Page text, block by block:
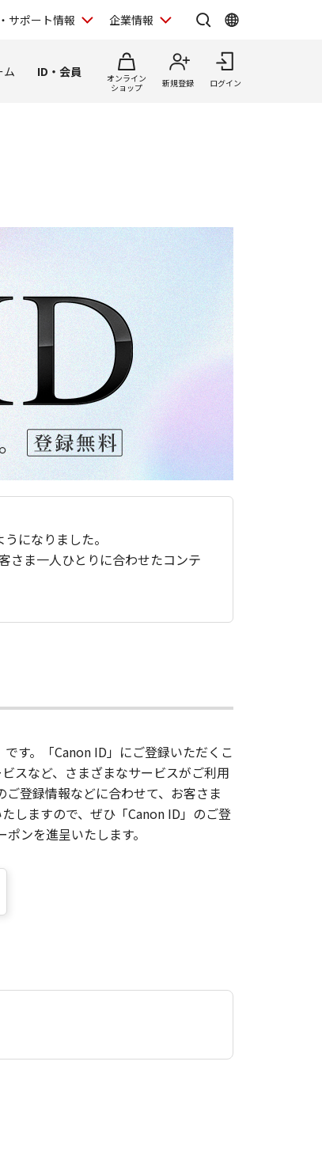
サポート情報 企業情報
ム ID・会員
オンライン
ショップ
新規登録 ログイン
になりました。
さま一人ひとりに合わせたコンテ
す。「Canon ID」にご登録いただくこ
スなど、さまざまなサービスがご利用
登録情報などに合わせて、お客さま
しますので、ぜひ「Canon ID」のご登
ンを進呈いたします。